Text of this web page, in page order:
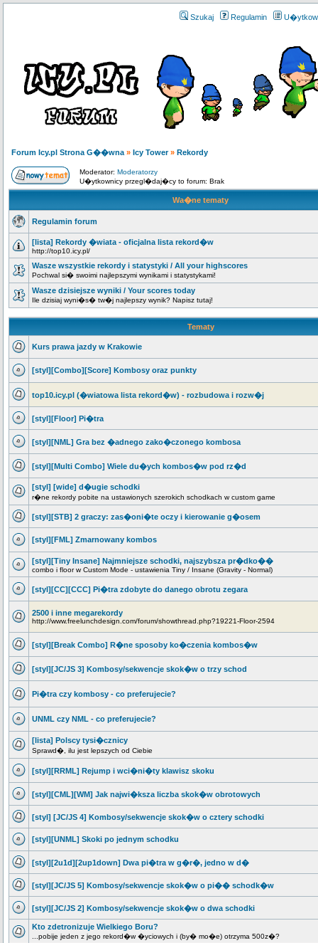
Szukaj Regulamin
Forum Icy.pl Strona G��wna » Icy Tower» Rekordy
Moderator: Moderatorzy
U�ytkownicy przegl�daj�cy to forum: Brak
Wa�ne tematy
Regulamin forum
[lista] Rekordy �wiata - oficjalna lista rekord�w
http://top10.icy.pl/
Wasze wszystkie rekordy i statystyki / All your highscores
Pochwal si� swoimi najlepszymi wynikami i statystykami!
Wasze dzisiejsze wyniki / Your scores today
Ile dzisiaj wyni�s� tw�j najlepszy wynik? Napisz tutaj!
Tematy
Kurs prawa jazdy w Krakowie
[styl][Combo][Score] Kombosy oraz punkty
top10.icy.pl (�wiatowa lista rekord�w) - rozbudowa i rozw�j
[styl][Floor] Pi�tra
[styl][NML] Gra bez �adnego zako�czonego kombosa
[styl][Multi Combo] Wiele du�ych kombos�w pod rz�d
[styl] [wide] d�ugie schodki
r�ne rekordy pobite na ustawionych szerokich schodkach w custom game
[styl][STB] 2 graczy: zas�oni�te oczy i kierowanie g�osem
[styl][FML] Zmarnowany kombos
[styl][Tiny Insane] Najmniejsze schodki, najszybsza pr�dko��
combo i floor w Custom Mode - ustawienia Tiny / Insane (Gravity - Normal)
[styl][CC][CCC] Pi�tra zdobyte do danego obrotu zegara
2500 i inne megarekordy
http://www.freelunchdesign.com/forum/showthread.php?19221-Floor-2594
[styl][Break Combo] R�ne sposoby ko�czenia kombos�w
[styl][JC/JS 3] Kombosy/sekwencje skok�w o trzy schod
Pi�tra czy kombosy - co preferujecie?
UNML czy NML - co preferujecie?
[lista] Polscy tysi�cznicy
Sprawd�, ilu jest lepszych od Ciebie
[styl][RRML] Rejump i wci�ni�ty klawisz skoku
[styl][CML][WM] Jak najwi�ksza liczba skok�w obrotowych
[styl] [JC/JS 4] Kombosy/sekwencje skok�w o cztery schodki
[styl][UNML] Skoki po jednym schodku
[styl][2u1d][2up1down] Dwa pi�tra w g�r�, jedno w d�
[styl][JC/JS 5] Kombosy/sekwencje skok�w o pi�� schodk�w
[styl][JC/JS 2] Kombosy/sekwencje skok�w o dwa schodki
Kto zdetronizuje Wielkiego Boru?
...pobije jeden z jego rekord�w �yciowych i (by� mo�e) otrzyma 500z�?